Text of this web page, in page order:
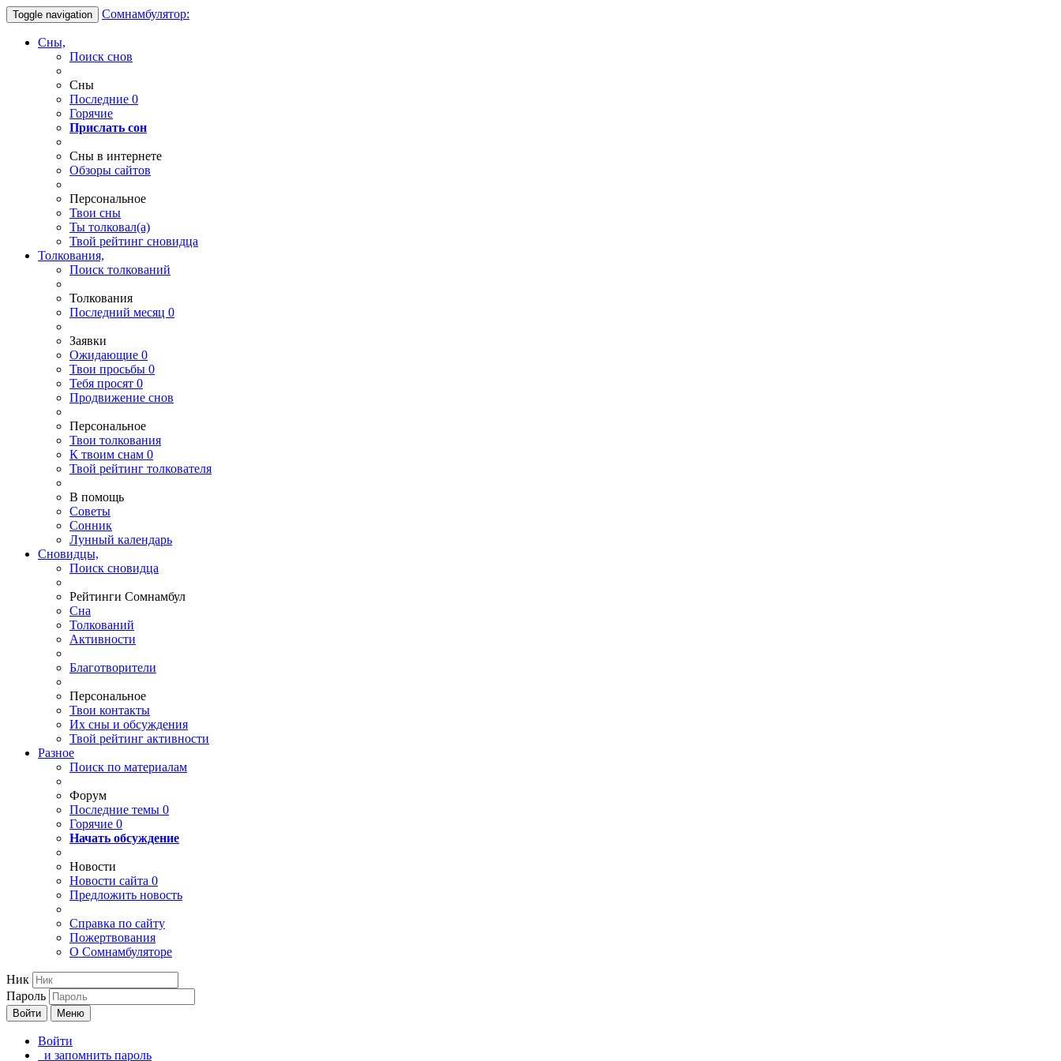
Toggle navigation Сомнамбулятор:
Сны,
Поиск снов
Сны
Последние 0
Горячие
Прислать сон
Сны в интернете
Обзоры сайтов
Персональное
Твои сны
Ты толковал(а)
Твой рейтинг сновидца
Толкования,
Поиск толкований
Толкования
Последний месяц 0
Заявки
Ожидающие 0
Твои просьбы 0
Тебя просят 0
Продвижение снов
Персональное
Твои толкования
К твоим снам 0
Твой рейтинг толкователя
В помощь
Советы
Сонник
Лунный календарь
Сновидцы,
Поиск сновидца
Рейтинги Сомнамбул
Сна
Толкований
Активности
Благотворители
Персональное
Твои контакты
Их сны и обсуждения
Твой рейтинг активности
Разное
Поиск по материалам
Форум
Последние темы 0
Горячие 0
Начать обсуждение
Новости
Новости сайта 0
Предложить новость
Справка по сайту
Пожертвования
О Сомнамбуляторе
Ник
Пароль
Войти Меню
Войти
и запомнить пароль